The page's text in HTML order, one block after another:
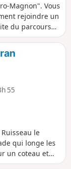
Magnon". Vous
rejoindre un
du parcours
à travers la
Vous passerez
55
le
qui longe les
un coteau et
de vue.